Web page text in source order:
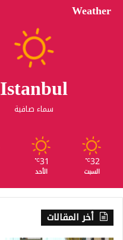
Weather
Istanbul
سماء صافية
32
℃
السبت
31
℃
الأحد
أخر المقالات